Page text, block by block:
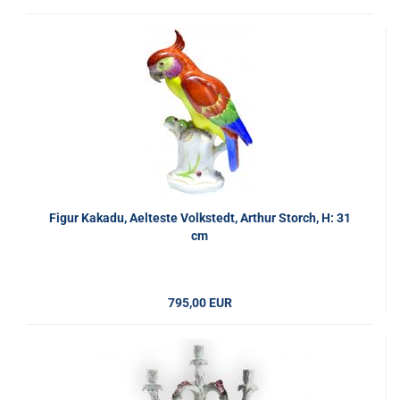
Figur Kakadu, Aelteste Volkstedt, Arthur Storch, H: 31
cm
795,00 EUR